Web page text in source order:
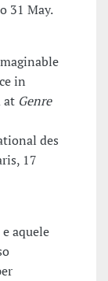
31 May.
in
at Genre
des
17
aquele